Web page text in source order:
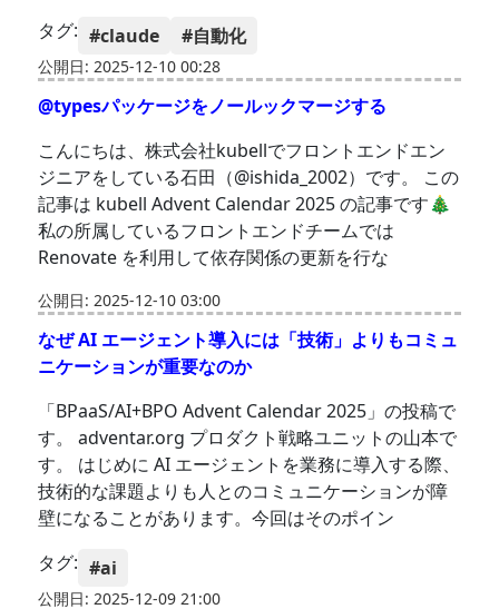
タグ: #claude #自動化
公開日: 2025-12-10 00:28
@typesパッケージをノールックマージする
こんにちは、株式会社kubellでフロントエンドエン
ジニアをしている石田（@ishida_2002）です。 この
記事は kubell Advent Calendar 2025 の記事です🎄
私の所属しているフロントエンドチームでは
Renovate を利用して依存関係の更新を行な
公開日: 2025-12-10 03:00
なぜ AI エージェント導入には「技術」よりもコミュ
ニケーションが重要なのか
「BPaaS/AI+BPO Advent Calendar 2025」の投稿で
す。 adventar.org プロダクト戦略ユニットの山本で
す。 はじめに AI エージェントを業務に導入する際、
技術的な課題よりも人とのコミュニケーションが障
壁になることがあります。今回はそのポイン
タグ: #ai
公開日: 2025-12-09 21:00